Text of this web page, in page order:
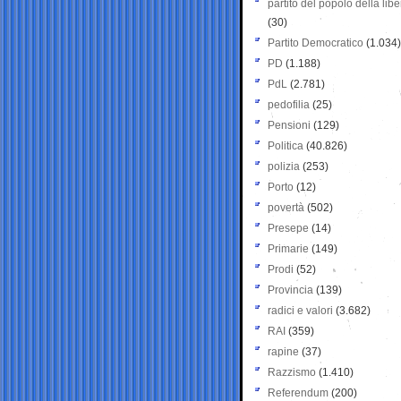
partito del popolo della
(30)
Partito Democratico (1.034)
PD (1.188)
PdL (2.781)
pedofilia (25)
Pensioni (129)
Politica (40.826)
polizia (253)
Porto (12)
povertà (502)
Presepe (14)
Primarie (149)
Prodi (52)
Provincia (139)
radici e valori (3.682)
RAI (359)
rapine (37)
Razzismo (1.410)
Referendum (200)